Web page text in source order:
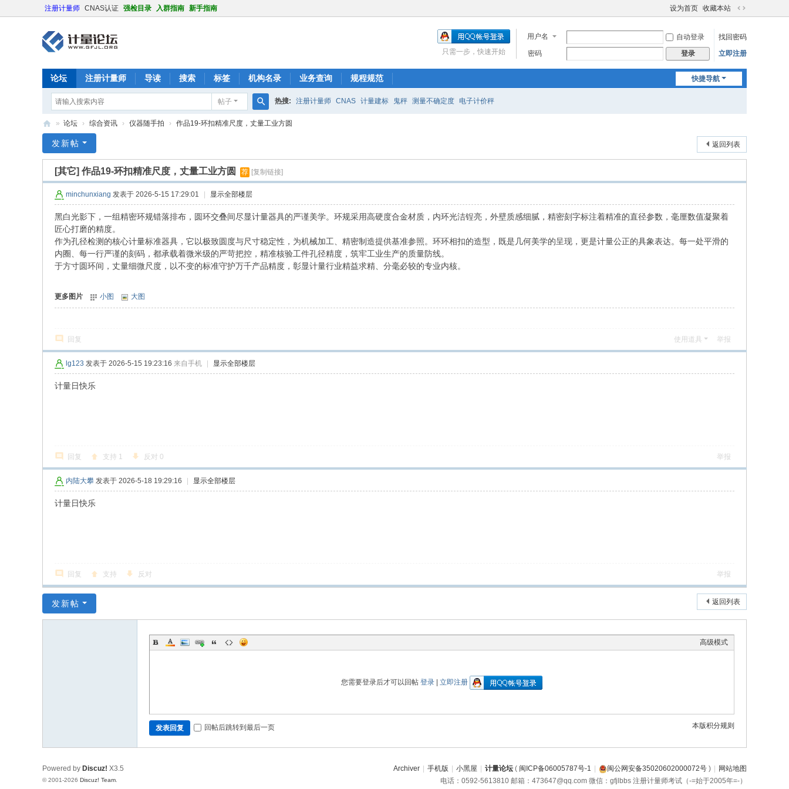
注册计量师 CNAS认证 强检目录 入群指南 新手指南 设为首页 收藏本站
切
到
宽
用户名 自动登录
找回密码
密码
登录 立即注册
只需一步，快速开始
快捷导航
论坛 注册计量师 导读 搜索 标签 机构名录 业务查询 规程规范
帖子
搜
热搜: 注册计量师 CNAS 计量建标 鬼秤 测量不确定度 电子计价秤
量
» 论坛 › 综合资讯 › 仪器随手拍 › 作品19-环扣精准尺度，丈量工业方圆
返回列表
发新帖
[其它] 作品19-环扣精准尺度，丈量工业方圆 荐 [复制链接]
minchunxiang 发表于 2026-5-15 17:29:01 显示全部楼层
黑白光影下，一组精密环规错落排布，圆环交叠间尽显计量器具的严谨美学。环规采用高硬度合金材质，内环光洁锃亮，外壁质感细腻，精密刻字标注着精准的直径参数，毫厘数值凝聚着
匠心打磨的精度。
作为孔径检测的核心计量标准器具，它以极致圆度与尺寸稳定性，为机械加工、精密制造提供基准参照。环环相扣的造型，既是几何美学的呈现，更是计量公正的具象表达。每一处平滑的
内圈、每一行严谨的刻码，都承载着微米级的严苛把控，精准核验工件孔径精度，筑牢工业生产的质量防线。
于方寸圆环间，丈量细微尺度，以不变的标准守护万千产品精度，彰显计量行业精益求精、分毫必较的专业内核。
更多图片 小图 大图
回复 使用道具 举报
lg123 发表于 2026-5-15 19:23:16 来自手机 显示全部楼层
计量日快乐
回复 支持 1 反对 0 举报
内陆大攀 发表于 2026-5-18 19:29:16 显示全部楼层
计量日快乐
回复 支持 反对 举报
返回列表
发新帖
高级模式
您需要登录后才可以回帖 登录 立即注册
本版积分规则
发表回复 回帖后跳转到最后一页
Archiver 手机版 小黑屋 计量论坛 ( 闽ICP备06005787号-1 闽公网安备35020602000072号 )
网站地图
电话：0592-5613810 邮箱：473647@qq.com 微信：gfjlbbs 注册计量师考试（-=始于2005年=-）
Powered by Discuz! X3.5
© 2001-2026 Discuz! Team